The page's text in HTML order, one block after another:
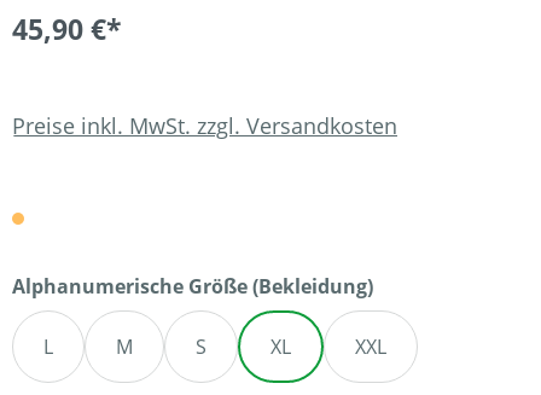
45,90 €*
Preise inkl. MwSt. zzgl. Versandkosten
Alphanumerische Größe (Bekleidung)auswählen
L M S XL XXL